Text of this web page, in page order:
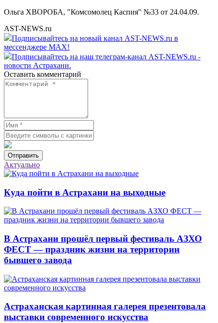
Ольга ХВОРОБА, "Комсомолец Каспия" №33 от 24.04.09.
AST-NEWS.ru
Подписывайтесь на новый канал AST-NEWS.ru в
мессенджере MAX!
Подписывайтесь на наш телеграм-канал AST-NEWS.ru -
новости Астрахани.
Оставить комментарий
Отправить
Актуально
Куда пойти в Астрахани на выходные
В Астрахани прошёл первый фестиваль АЗХО
ФЕСТ — праздник жизни на территории
бывшего завода
Астраханская картинная галерея презентовала
выставки современного искусства